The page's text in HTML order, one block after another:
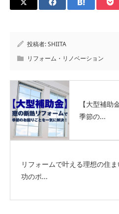
投稿者:SHIITA
リフォーム・リノベーション
【大型補助
季節の...
リフォームで叶える理想の住
功のポ...